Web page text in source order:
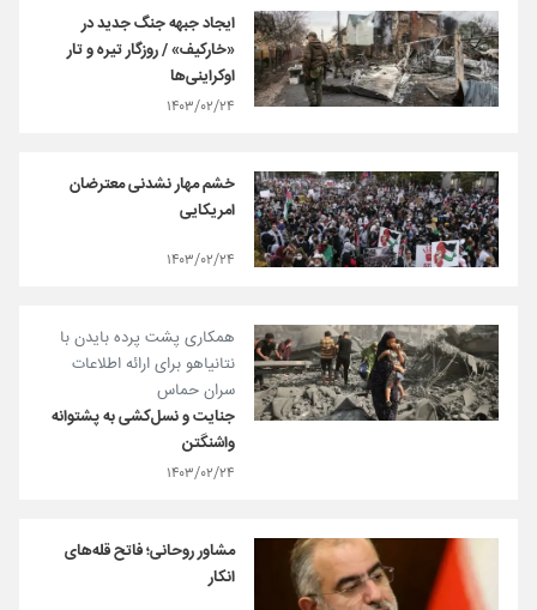
ایجاد جبهه جنگ جدید در
«خارکیف» / روزگار تیره و تار
اوکراینی‌ها
۱۴۰۳/۰۲/۲۴
خشم مهار نشدنی معترضان
امریکایی
۱۴۰۳/۰۲/۲۴
همکاری پشت پرده بایدن با
نتانیاهو برای ارائه اطلاعات
سران حماس
جنایت و نسل‌کشی به پشتوانه
واشنگتن
۱۴۰۳/۰۲/۲۴
مشاور روحانی؛ فاتح قله‌های
انکار